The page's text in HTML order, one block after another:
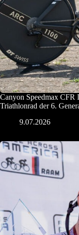
Canyon Speedmax CFR
Triathlonrad der 6.
9.07.2026